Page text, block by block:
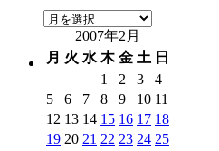
ア
カ
ブ
2007年2月
月 火 水 木 金 土 日
1
2 3
4
5
6 7 8 9 10 11
12 13 14 15 16 17 18
19 20 21 22 23 24 25